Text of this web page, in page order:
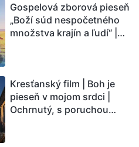
Ľudstvu sa začína
odpočítavať čas. Našli ste
spôsob, ako prežiť?
Gospelová zborová pieseň
„Boží súd nespočetného
množstva krajín a ľudí“ |
Kresťanský film | Boh je
pieseň v mojom srdci |
Ochrnutý, s poruchou